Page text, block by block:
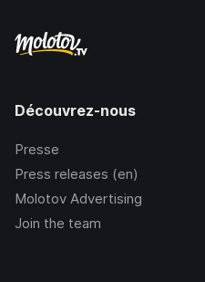
Découvrez-nous
Presse
Press releases (en)
Molotov Advertising
Join the team